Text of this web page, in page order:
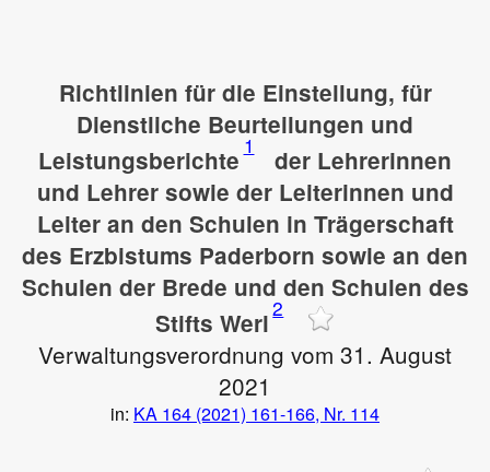
Richtlinien für die Einstellung, für
Dienstliche Beurteilungen und
Leistungsberichte 1
der Lehrerinnen
und Lehrer sowie der Leiterinnen und
Leiter an den Schulen in Trägerschaft
des Erzbistums Paderborn sowie an den
Schulen der Brede und den Schulen des
Stifts Werl2
Verwaltungsverordnung vom 31. August
2021
in: KA 164 (2021) 161-166, Nr. 114